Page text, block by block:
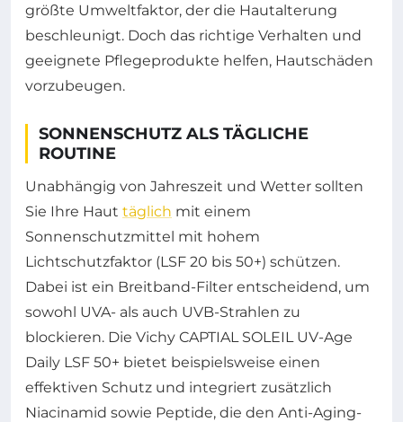
größte Umweltfaktor, der die Hautalterung
beschleunigt. Doch das richtige Verhalten und
geeignete Pflegeprodukte helfen, Hautschäden
vorzubeugen.
SONNENSCHUTZ ALS TÄGLICHE
ROUTINE
Unabhängig von Jahreszeit und Wetter sollten
Sie Ihre Haut täglich mit einem
Sonnenschutzmittel mit hohem
Lichtschutzfaktor (LSF 20 bis 50+) schützen.
Dabei ist ein Breitband-Filter entscheidend, um
sowohl UVA- als auch UVB-Strahlen zu
blockieren. Die Vichy CAPTIAL SOLEIL UV-Age
Daily LSF 50+ bietet beispielsweise einen
effektiven Schutz und integriert zusätzlich
Niacinamid sowie Peptide, die den Anti-Aging-